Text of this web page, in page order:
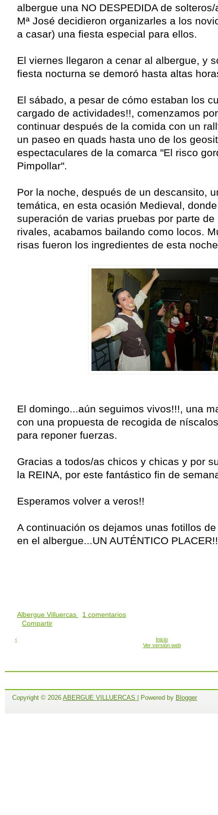
albergue una NO DESPEDIDA de
Mª José decidieron organizarles a los
a casar) una fiesta especial para ellos.
El viernes llegaron a cenar al albergue, y
fiesta nocturna se demoró hasta altas
El sábado, a pesar de cómo estaban los
cargado de actividades!!, comenzamos
continuar después de la comida con un
un paseo en quads hasta uno de los
espectaculares de la comarca "El risco
Pimpollar".
Por la noche, después de un descansito,
temática, en esta ocasión Medieval,
superación de varias pruebas por parte
rivales, acabamos bailando como locos.
risas fueron los ingredientes de esta
El domingo...aún seguimos vivos!!!, una
con una propuesta de recogida de
para reponer fuerzas.
Gracias a todos/as chicos y chicas y por
la REINA, por este fantástico fin de
Esperamos volver a veros!!
A continuación os dejamos unas fotillos
en el albergue...UN AUTÉNTICO
Albergue Villuercas
1 comentarios
Compartir
‹
Inicio
Ver versión web
Copyright © 2026 ABERGUE VILLUERCAS | Powered by Blogger